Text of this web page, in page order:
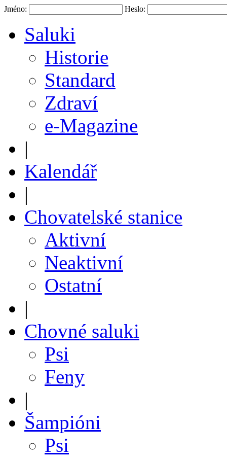
Jméno: Heslo:
Saluki
Historie
Standard
Zdraví
e-Magazine
|
Kalendář
|
Chovatelské stanice
Aktivní
Neaktivní
Ostatní
|
Chovné saluki
Psi
Feny
|
Šampióni
Psi